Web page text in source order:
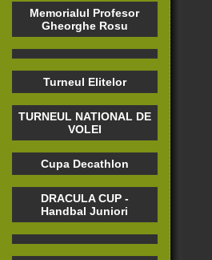
Memorialul Profesor
Gheorghe Rosu
Turneul Elitelor
TURNEUL NATIONAL DE
VOLEI
Cupa Decathlon
DRACULA CUP -
Handbal Juniori